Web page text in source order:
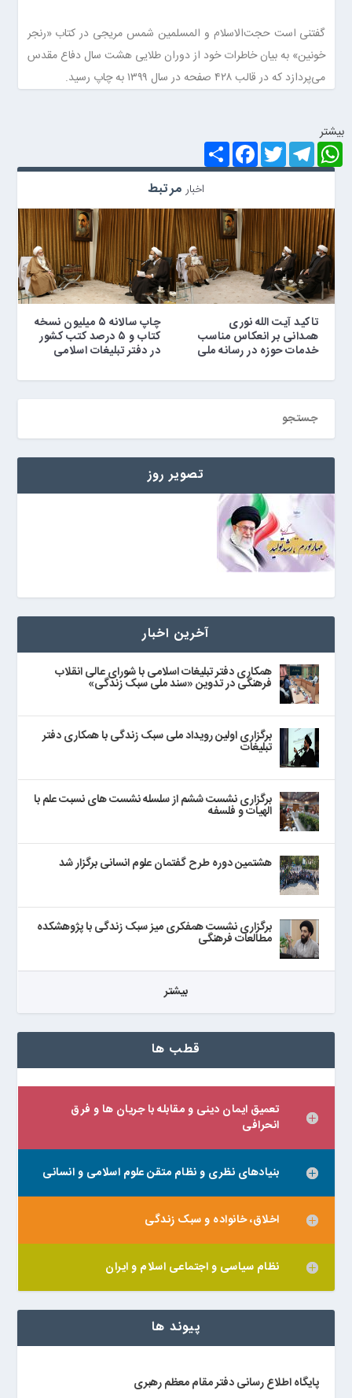
گفتنی است حجت‌الاسلام و المسلمین شمس مریجی در کتاب «رنجر
خونین» به بیان خاطرات خود از دوران طلایی هشت سال دفاع مقدس
می‌پردازد که در قالب ۴۲۸ صفحه در سال ۱۳۹۹ به چاپ رسید.
بيشتر
S
h
a
F
a
c
o
o
k
T
w
i
e
r
T
e
l
r
a
m
W
h
a
A
اخبار مرتبط
چاپ سالانه ۵ میلیون نسخه
کتاب و ۵ درصد کتب کشور
در دفتر تبلیغات اسلامی
تاکید آیت الله نوری
همدانی بر انعکاس مناسب
خدمات حوزه در رسانه ملی
تصویر روز
آخرین اخبار
همکاری دفتر تبلیغات اسلامی با شورای عالی انقلاب
فرهنگی در تدوین «سند ملی سبک زندگی»
برگزاری اولین رویداد ملی سبک زندگی با همکاری دفتر
تبلیغات
برگزاری نشست ششم از سلسله نشست های نسبت علم با
الهیات و فلسفه
هشتمین دوره طرح گفتمان علوم انسانی برگزار شد
برگزاری نشست همفکری میز سبک زندگی با پژوهشکده
مطالعات فرهنگی
بيشتر
قطب ها
تعمیق ایمان دینی و مقابله با جریان ها و فرق
انحرافی
بنیادهای نظری و نظام متقن علوم اسلامی و انسانی
اخلاق، خانواده و سبک زندگی
نظام سیاسی و اجتماعی اسلام و ایران
پیوند ها
پایگاه اطلاع رسانی دفتر مقام معظم رهبری